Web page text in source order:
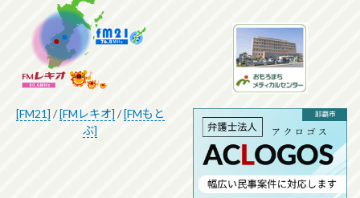
[FM21] /[FMレキオ] /[FMもと
ぶ]